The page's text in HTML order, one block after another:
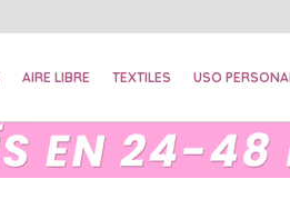
AIRE LIBRE TEXTILES USO